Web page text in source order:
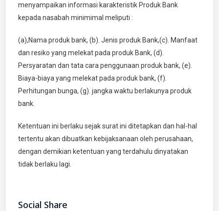
menyampaikan informasi karakteristik Produk Bank
kepada nasabah minimimal meliputi :
(a),Nama produk bank, (b). Jenis produk Bank,(c). Manfaat
dan resiko yang melekat pada produk Bank, (d).
Persyaratan dan tata cara penggunaan produk bank, (e).
Biaya-biaya yang melekat pada produk bank, (f).
Perhitungan bunga, (g). jangka waktu berlakunya produk
bank.
Ketentuan ini berlaku sejak surat ini ditetapkan dan hal-hal
tertentu akan dibuatkan kebijaksanaan oleh perusahaan,
dengan demikian ketentuan yang terdahulu dinyatakan
tidak berlaku lagi.
Social Share